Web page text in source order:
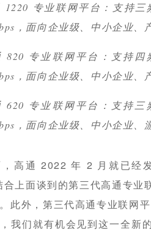
1220 专业联网平台：支持
，面向企业级、中小企业
820 专业联网平台：支持
，面向企业级、中小企业
620 专业联网平台：支持
，面向企业级、中小企业、
，高通 2022 年 2 月就已
上面谈到的第三代高通专
此外，第三代高通专业联网
我们就有机会见到这一全新